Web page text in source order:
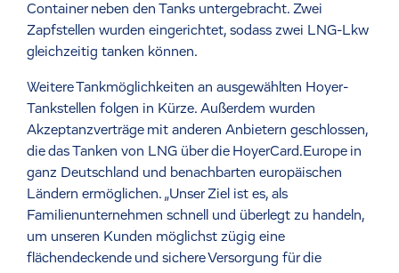
Container neben den Tanks untergebracht. Zwei
Zapfstellen wurden eingerichtet, sodass zwei LNG-Lkw
gleichzeitig tanken können.
Weitere Tankmöglichkeiten an ausgewählten Hoyer-
Tankstellen folgen in Kürze. Außerdem wurden
Akzeptanzverträge mit anderen Anbietern geschlossen,
die das Tanken von LNG über die HoyerCard.Europe in
ganz Deutschland und benachbarten europäischen
Ländern ermöglichen. „Unser Ziel ist es, als
Familienunternehmen schnell und überlegt zu handeln,
um unseren Kunden möglichst zügig eine
flächendeckende und sichere Versorgung für die